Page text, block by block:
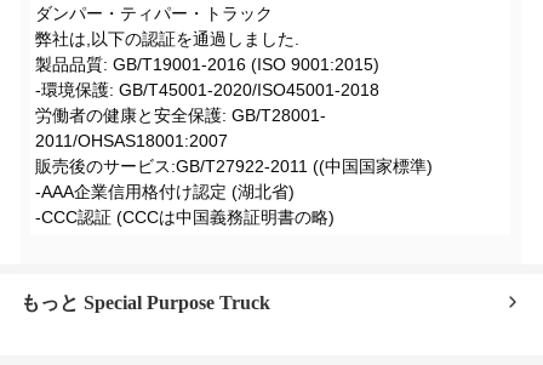
ダンパー・ティパー・トラック
弊社は,以下の認証を通過しました.
製品品質: GB/T19001-2016 (ISO 9001:2015)
-環境保護: GB/T45001-2020/ISO45001-2018
労働者の健康と安全保護: GB/T28001-
2011/OHSAS18001:2007
販売後のサービス:GB/T27922-2011 ((中国国家標準)
-AAA企業信用格付け認定 (湖北省)
-CCC認証 (CCCは中国義務証明書の略)
もっと Special Purpose Truck